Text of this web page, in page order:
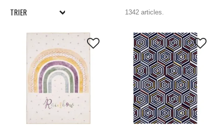
TRIER 1342 articles.